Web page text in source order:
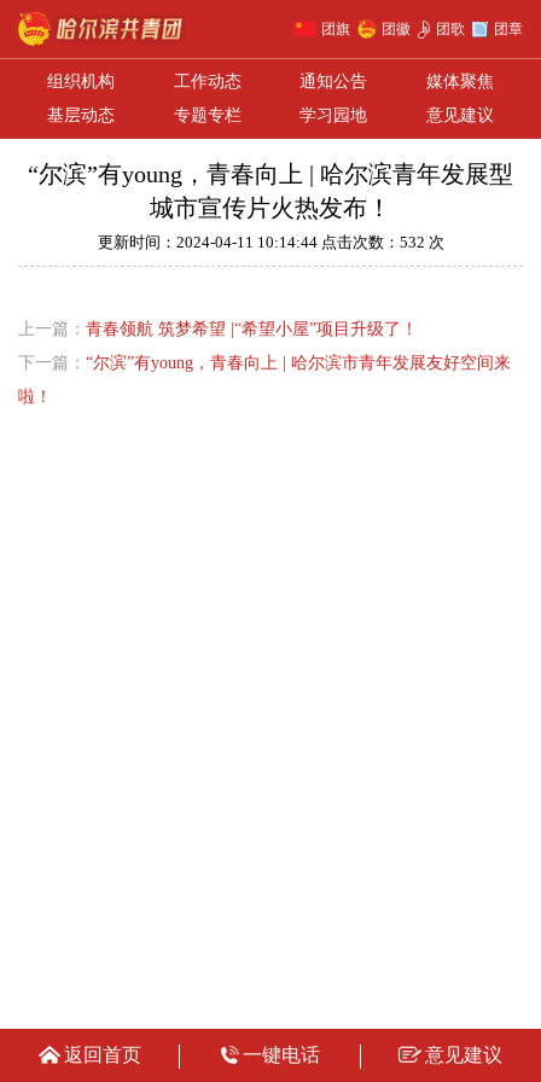
团旗 团徽 团歌 团章
组织机构 工作动态 通知公告
媒体聚焦
基层动态
专题专栏 学习园地 意见建议
“尔滨”有young，青春向上 | 哈尔滨青年发展型
城市宣传片火热发布！
更新时间：2024-04-11 10:14:44 点击次数：532 次
上一篇： 青春领航 筑梦希望 |“希望小屋”项目升级了！
下一篇： “尔滨”有young，青春向上 | 哈尔滨市青年发展友好空间来
啦！
返回首页 一键电话 意见建议